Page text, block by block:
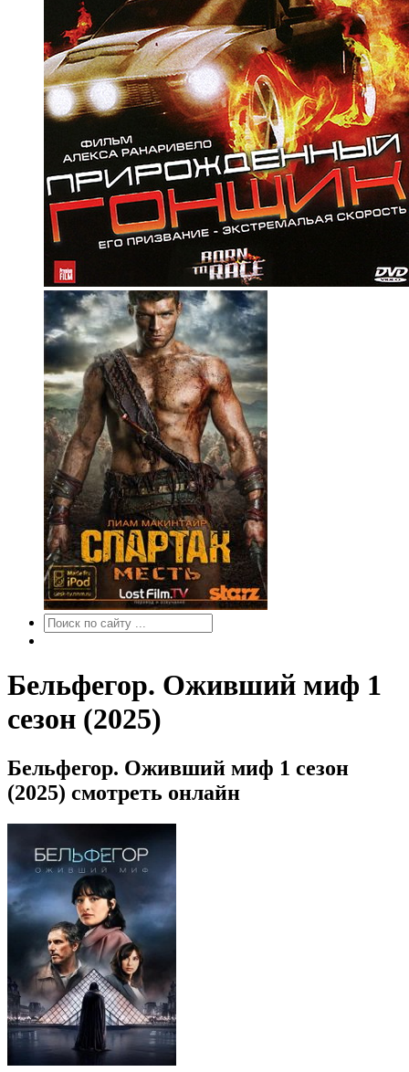
Бельфегор. Оживший миф 1
сезон (2025)
Бельфегор. Оживший миф 1 сезон
(2025) смотреть онлайн